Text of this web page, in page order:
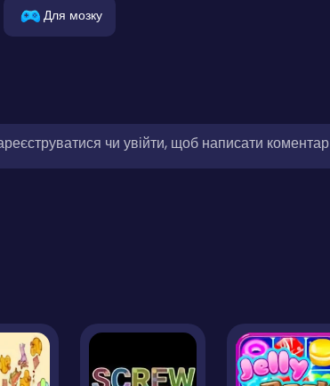
Для мозку
чи увійти, щоб написати коментар